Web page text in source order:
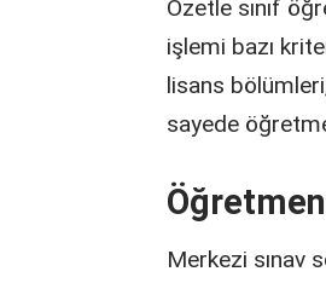
Özetle sınıf
işlemi bazı
lisans
sayede
Merkezi sınav